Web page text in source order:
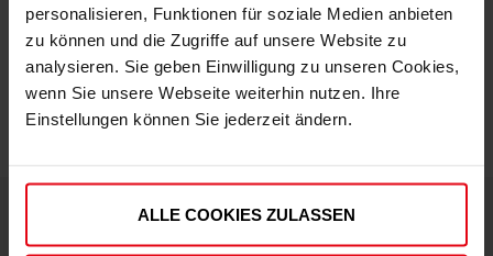
personalisieren, Funktionen für soziale Medien anbieten
zu können und die Zugriffe auf unsere Website zu
analysieren. Sie geben Einwilligung zu unseren Cookies,
wenn Sie unsere Webseite weiterhin nutzen. Ihre
Einstellungen können Sie jederzeit ändern.
ALLE COOKIES ZULASSEN
IN DEN WARENKORB